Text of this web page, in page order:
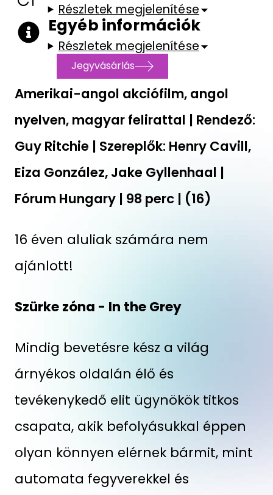
Amerikai-angol akciófilm, angol
nyelven, magyar felirattal | Rendező:
Guy Ritchie | Szereplők: Henry Cavill,
Eiza González, Jake Gyllenhaal |
Fórum Hungary | 98 perc | (16)
16 éven aluliak számára nem
ajánlott!
Szürke zóna - In the Grey
Mindig bevetésre kész a világ
árnyékos oldalán élő és
tevékenykedő elit ügynökök titkos
csapata, akik befolyásukkal éppen
olyan könnyen elérnek bármit, mint
automata fegyverekkel és
Részletek megjelenítése
Egyéb információk
Részletek megjelenítése
Jegyvásárlás